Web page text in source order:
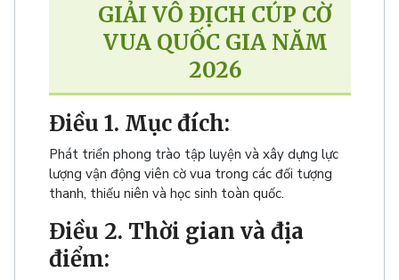
GIẢI VÔ ĐỊCH CÚP CỜ
VUA QUỐC GIA NĂM
2026
Điều 1. Mục đích:
Phát triển phong trào tập luyện và xây dựng lực
lượng vận động viên cờ vua trong các đối tượng
thanh, thiếu niên và học sinh toàn quốc.
Điều 2. Thời gian và địa
điểm: